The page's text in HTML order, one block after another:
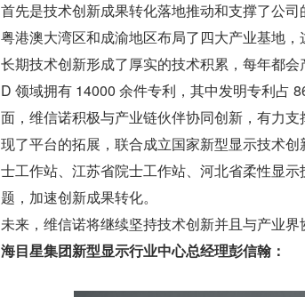
首先是技术创新成果转化落地推动和支撑了公司
粤港澳大湾区和成渝地区布局了四大产业基地
长期技术创新形成了厚实的技术积累，每年都
D 领域拥有 14000 余件专利，其中发明专利占
面，维信诺积极与产业链伙伴协同创新，有力
现了平台的拓展，联合成立国家新型显示技术
士工作站、江苏省院士工作站、河北省柔性显
题，加速创新成果转化。
未来，维信诺将继续坚持技术创新并且与产业界
海目星集团新型显示行业中心总经理彭信翰：